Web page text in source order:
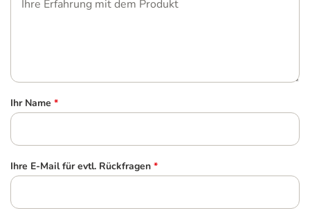
Ihr Name *
Ihre E-Mail für evtl. Rückfragen *